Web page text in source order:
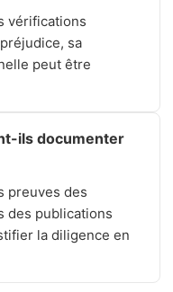
vérifications
sa
peut être
ils documenter
preuves des
des publications
la diligence en